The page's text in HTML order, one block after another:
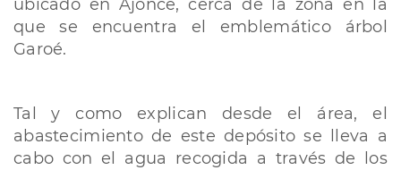
ubicado en Ajonce, cerca de la zona en la
que se encuentra el emblemático árbol
Garoé.
Tal y como explican desde el área, el
abastecimiento de este depósito se lleva a
cabo con el agua recogida a través de los